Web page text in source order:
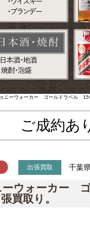
ニーウォーカー ゴールドラベル
ご成約あ
出張買取 千葉
ーウォーカー
買取り。